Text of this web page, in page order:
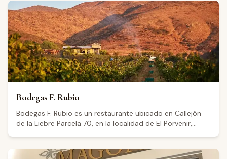
Bodegas F. Rubio
Bodegas F. Rubio es un restaurante ubicado en Callejón
de la Liebre Parcela 70, en la localidad de El Porvenir,
392 reseñas en Google. Los visitantes destacan la calidad